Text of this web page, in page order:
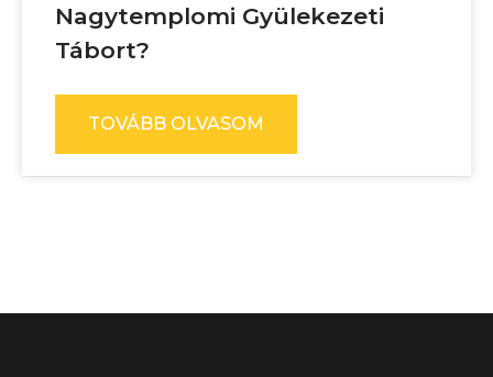
Nagytemplomi Gyülekezeti
Tábort?
TOVÁBB OLVASOM